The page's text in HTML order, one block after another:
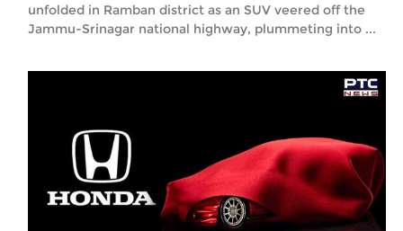
unfolded in Ramban district as an SUV veered off the
Jammu-Srinagar national highway, plummeting into ...